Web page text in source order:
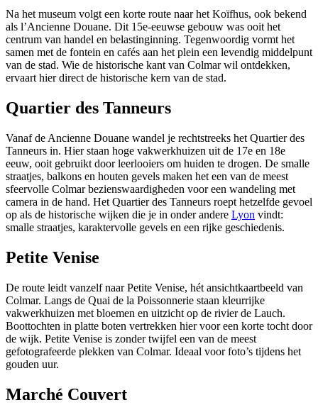
Na het museum volgt een korte route naar het Koïfhus, ook bekend
als l’Ancienne Douane. Dit 15e-eeuwse gebouw was ooit het
centrum van handel en belastinginning. Tegenwoordig vormt het
samen met de fontein en cafés aan het plein een levendig middelpunt
van de stad. Wie de historische kant van Colmar wil ontdekken,
ervaart hier direct de historische kern van de stad.
Quartier des Tanneurs
Vanaf de Ancienne Douane wandel je rechtstreeks het Quartier des
Tanneurs in. Hier staan hoge vakwerkhuizen uit de 17e en 18e
eeuw, ooit gebruikt door leerlooiers om huiden te drogen. De smalle
straatjes, balkons en houten gevels maken het een van de meest
sfeervolle Colmar bezienswaardigheden voor een wandeling met
camera in de hand. Het Quartier des Tanneurs roept hetzelfde gevoel
op als de historische wijken die je in onder andere Lyon vindt:
smalle straatjes, karaktervolle gevels en een rijke geschiedenis.
Petite Venise
De route leidt vanzelf naar Petite Venise, hét ansichtkaartbeeld van
Colmar. Langs de Quai de la Poissonnerie staan kleurrijke
vakwerkhuizen met bloemen en uitzicht op de rivier de Lauch.
Boottochten in platte boten vertrekken hier voor een korte tocht door
de wijk. Petite Venise is zonder twijfel een van de meest
gefotografeerde plekken van Colmar. Ideaal voor foto’s tijdens het
gouden uur.
Marché Couvert